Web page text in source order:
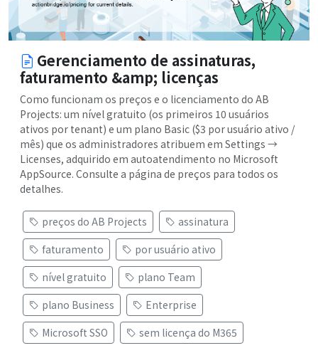
Gerenciamento de assinaturas,
faturamento &amp; licenças
Como funcionam os preços e o licenciamento do AB
Projects: um nível gratuito (os primeiros 10 usuários
ativos por tenant) e um plano Basic ($3 por usuário ativo /
mês) que os administradores atribuem em Settings →
Licenses, adquirido em autoatendimento no Microsoft
AppSource. Consulte a página de preços para todos os
detalhes.
preços do AB Projects
assinatura
faturamento
por usuário ativo
nível gratuito
plano Team
plano Business
Enterprise
Microsoft SSO
sem licença do M365